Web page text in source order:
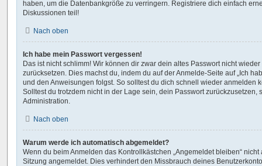
haben, um die Datenbankgröße zu verringern. Registriere dich einfach
Diskussionen teil!
Nach oben
Ich habe mein Passwort vergessen!
Das ist nicht schlimm! Wir können dir zwar dein altes Passwort nicht
zurücksetzen. Dies machst du, indem du auf der Anmelde-Seite auf „Ich
und den Anweisungen folgst. So solltest du dich schnell wieder anmelden
Solltest du trotzdem nicht in der Lage sein, dein Passwort zurückzusetzen,
Administration.
Nach oben
Warum werde ich automatisch abgemeldet?
Wenn du beim Anmelden das Kontrollkästchen „Angemeldet bleiben“
Sitzung angemeldet. Dies verhindert den Missbrauch deines